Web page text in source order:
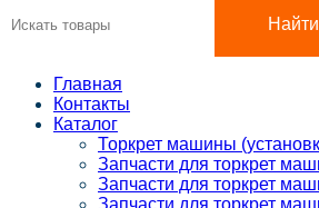
Найти
Главная
Контакты
Каталог
Торкрет машины
Запчасти для торкрет
Запчасти для торкрет
Запчасти для торкрет